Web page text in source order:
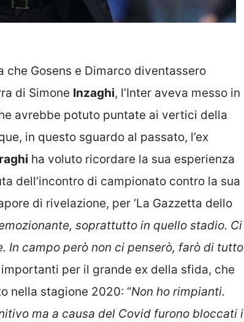
Gosens e Dimarco diventassero
di Simone Inzaghi, l’Inter aveva messo in
avrebbe potuto puntate ai vertici della
in questo sguardo al passato, l’ex
ha voluto ricordare la sua esperienza
dell’incontro di campionato contro la sua
di rivelazione, per ‘La Gazzetta dello
soprattutto in quello stadio. Ci
In campo però non ci penserò, farò di tutto
importanti per il grande ex della sfida, che
nella stagione 2020: “Non ho rimpianti.
ma a causa del Covid furono bloccati i